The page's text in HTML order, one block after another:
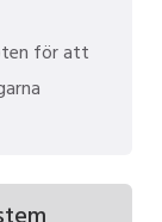
för att